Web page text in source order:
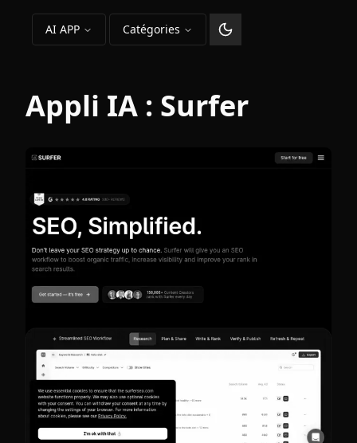
AI APP Catégories
Changer le thème
Appli IA : Surfer